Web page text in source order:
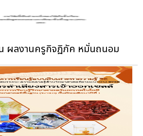
ผลงานครูกิจฏิภัค หมั่นถนอม